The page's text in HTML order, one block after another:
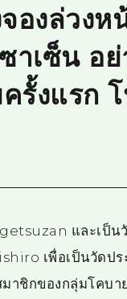
องล่วงห
าเซ็น อ
รั้งแรก
และเป็
เพื่อเป็นวัดปร
าชิกของกลุ่มโคบ